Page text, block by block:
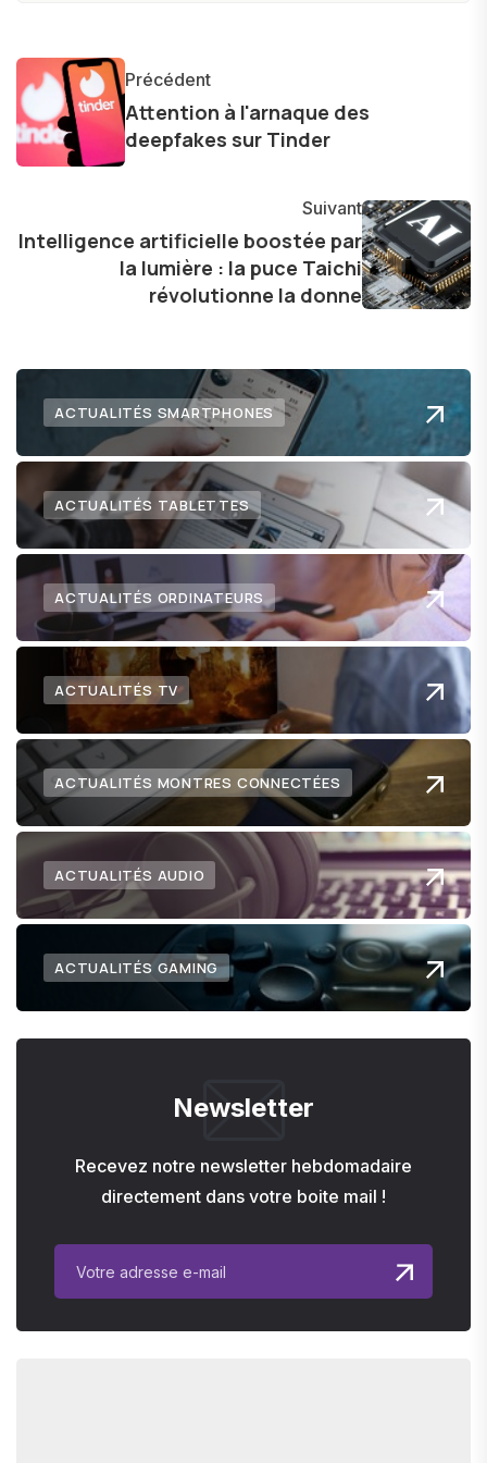
lumière les aspects pratiques de ces
innovations. Mon travail consiste également à
partager des réflexions sur l'impact de la
technologie sur notre vie quotidienne et à
Précédent
Attention à l'arnaque des
deepfakes sur Tinder
Suivant
Intelligence artificielle boostée par
la lumière : la puce Taichi
révolutionne la donne
ACTUALITÉS SMARTPHONES
ACTUALITÉS TABLETTES
ACTUALITÉS ORDINATEURS
ACTUALITÉS TV
ACTUALITÉS MONTRES CONNECTÉES
ACTUALITÉS AUDIO
ACTUALITÉS GAMING
Newsletter
Recevez notre newsletter hebdomadaire
directement dans votre boite mail !